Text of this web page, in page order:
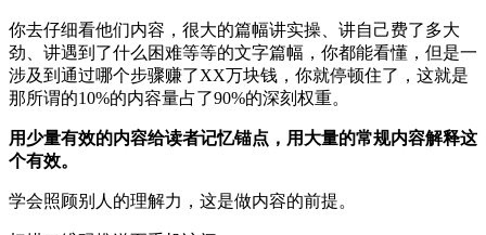
你去仔细看他们内容，很大的篇幅讲实操、讲自己费了多大
劲、讲遇到了什么困难等等的文字篇幅，你都能看懂，但是一
涉及到通过哪个步骤赚了XX万块钱，你就停顿住了，这就是
那所谓的10%的内容量占了90%的深刻权重。
用少量有效的内容给读者记忆锚点，用大量的常规内容解释这
个有效。
学会照顾别人的理解力，这是做内容的前提。